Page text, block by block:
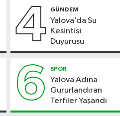
4 GÜNDEM
Yalova’da Su
Kesintisi
Duyurusu
6 SPOR
Yalova Adına
Gururlandıran
Terfiler Yaşandı